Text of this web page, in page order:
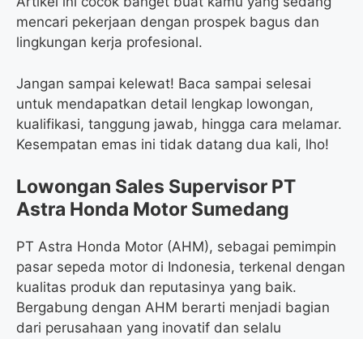
mencari pekerjaan dengan prospek bagus dan
lingkungan kerja profesional.
Jangan sampai kelewat! Baca sampai selesai
untuk mendapatkan detail lengkap lowongan,
kualifikasi, tanggung jawab, hingga cara melamar.
Kesempatan emas ini tidak datang dua kali, lho!
Lowongan Sales Supervisor PT
Astra Honda Motor Sumedang
PT Astra Honda Motor (AHM), sebagai pemimpin
pasar sepeda motor di Indonesia, terkenal dengan
kualitas produk dan reputasinya yang baik.
Bergabung dengan AHM berarti menjadi bagian
dari perusahaan yang inovatif dan selalu